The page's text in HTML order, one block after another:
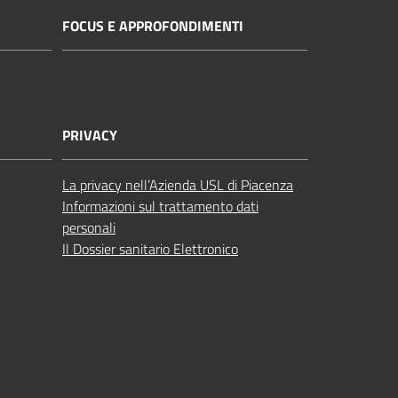
FOCUS E APPROFONDIMENTI
PRIVACY
La privacy nell’Azienda USL di Piacenza
Informazioni sul trattamento dati
personali
Il Dossier sanitario Elettronico